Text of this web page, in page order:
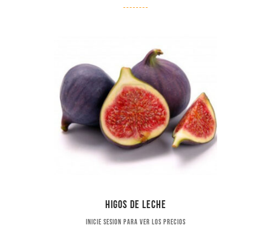
Higos de leche
Inicie sesion para ver los precios